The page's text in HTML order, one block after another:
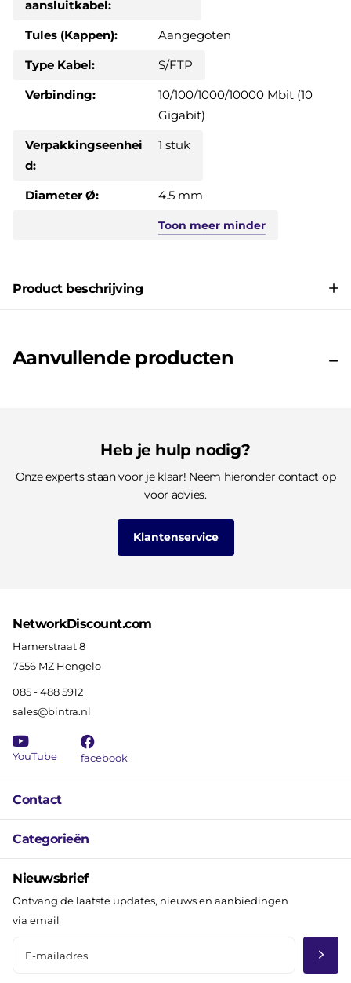
aansluitkabel:
Tules (Kappen):
Aangegoten
Type Kabel:
S/FTP
Verbinding:
10/100/1000/10000 Mbit (10
Gigabit)
Verpakkingseenhei
d:
1 stuk
Diameter Ø: 4.5 mm
Toon meer minder
Product beschrijving
Aanvullende producten
Heb je hulp nodig?
Onze experts staan voor je klaar! Neem hieronder contact op
voor advies.
Klantenservice
Contact
Categorieën
NetworkDiscount.com
Hamerstraat 8
7556 MZ Hengelo
085 - 488 5912
sales@bintra.nl
YouTube facebook
Nieuwsbrief
Ontvang de laatste updates, nieuws en aanbiedingen
via email